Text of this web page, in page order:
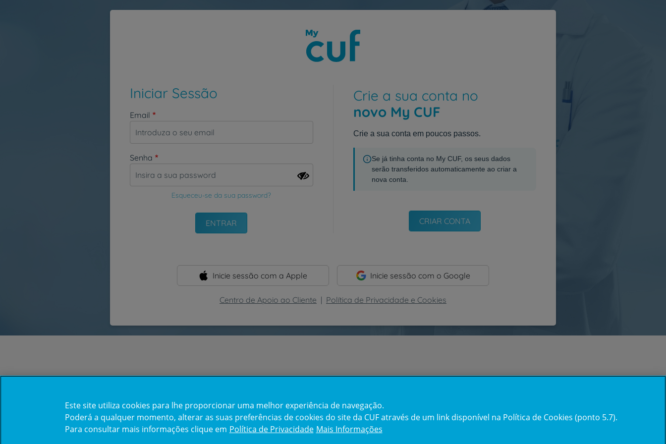
Iniciar Sessão
Email
Senha
Esqueceu-se da sua password?
Crie a sua conta no
novo My CUF
Crie a sua conta em poucos passos.
Se já tinha conta no My CUF, os seus dados
serão transferidos automaticamente ao criar a
nova conta.
CRIAR CONTA
Inicie sessão com a Apple Inicie sessão com o Google
Centro de Apoio ao Cliente | Política de Privacidade e Cookies
Este site utiliza cookies para lhe proporcionar uma melhor experiência de navegação.
Poderá a qualquer momento, alterar as suas preferências de cookies do site da CUF através de um link disponível na Política de Cookies (ponto 5.7).
Para consultar mais informações clique em Política de Privacidade Mais Informações